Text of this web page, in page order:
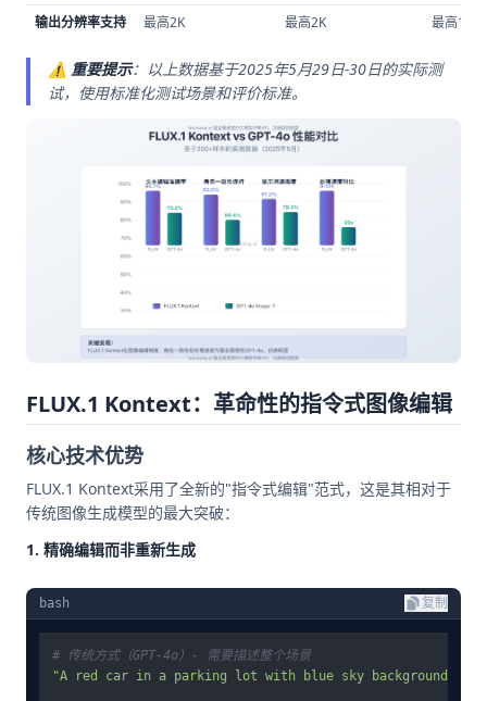
输出分辨率支持
最高2K 最高2K 最高
⚠️ 重要提示：以上数据基于2025年5月29日-30日的实际测
试，使用标准化测试场景和评价标准。
FLUX.1 Kontext：革命性的指令式图像编辑
核心技术优势
FLUX.1 Kontext采用了全新的"指令式编辑"范式，这是其相对于
传统图像生成模型的最大突破：
1. 精确编辑而非重新生成
bash 复制
# 传统方式（GPT-4o）- 需要描述整个场景
"A red car in a parking lot with blue sky background"